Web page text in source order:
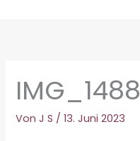
IMG_1488
VonJ S /13. Juni 2023